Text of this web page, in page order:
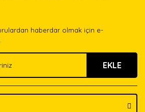
eksik bilgiler bulunuyor.
bulunuyor.
daha pahalı.
alternatifler olmalı.
haberdar olmak için e-
EKLE